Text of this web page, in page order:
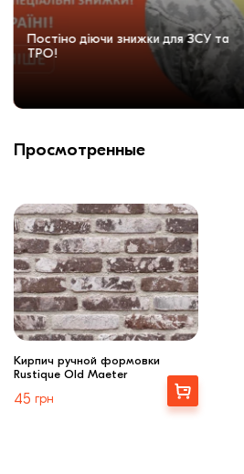
Постіно діючи знижки для ЗСУ та
ТРО!
Просмотренные
Кирпич ручной формовки
Rustique Old Maeter
45 грн
Купити